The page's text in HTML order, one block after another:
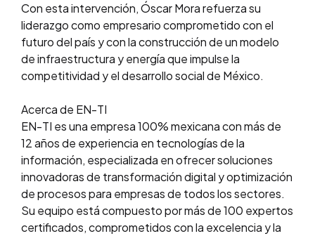
Con esta intervención, Óscar Mora refuerza su
liderazgo como empresario comprometido con el
futuro del país y con la construcción de un modelo
de infraestructura y energía que impulse la
competitividad y el desarrollo social de México.
Acerca de EN-TI
EN-TI es una empresa 100% mexicana con más de
12 años de experiencia en tecnologías de la
información, especializada en ofrecer soluciones
innovadoras de transformación digital y optimización
de procesos para empresas de todos los sectores.
Su equipo está compuesto por más de 100 expertos
certificados, comprometidos con la excelencia y la